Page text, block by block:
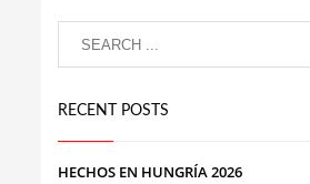
RECENT POSTS
HECHOS EN HUNGRÍA 2026